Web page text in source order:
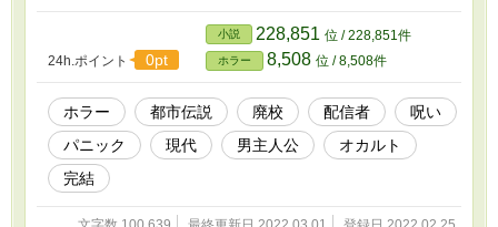
ゴウ様の呪いを恐れて儀式を中断しようとする
も、ルールを破れば全員が呪い殺されてしまう
と知る。 誰も予想していなかった、逃れられな
い恐怖の始まりだった。 「第5回ホラー・ミステ
リー小説大賞」奨励賞をいただきました！ 他サ
イト様にも投稿しています。
24h.ポイント 0pt
小説 228,851 位 / 228,851件
ホラー 8,508 位 / 8,508件
ホラー 都市伝説 廃校 配信者
呪い
パニック
現代 男主人公
オカルト
完結